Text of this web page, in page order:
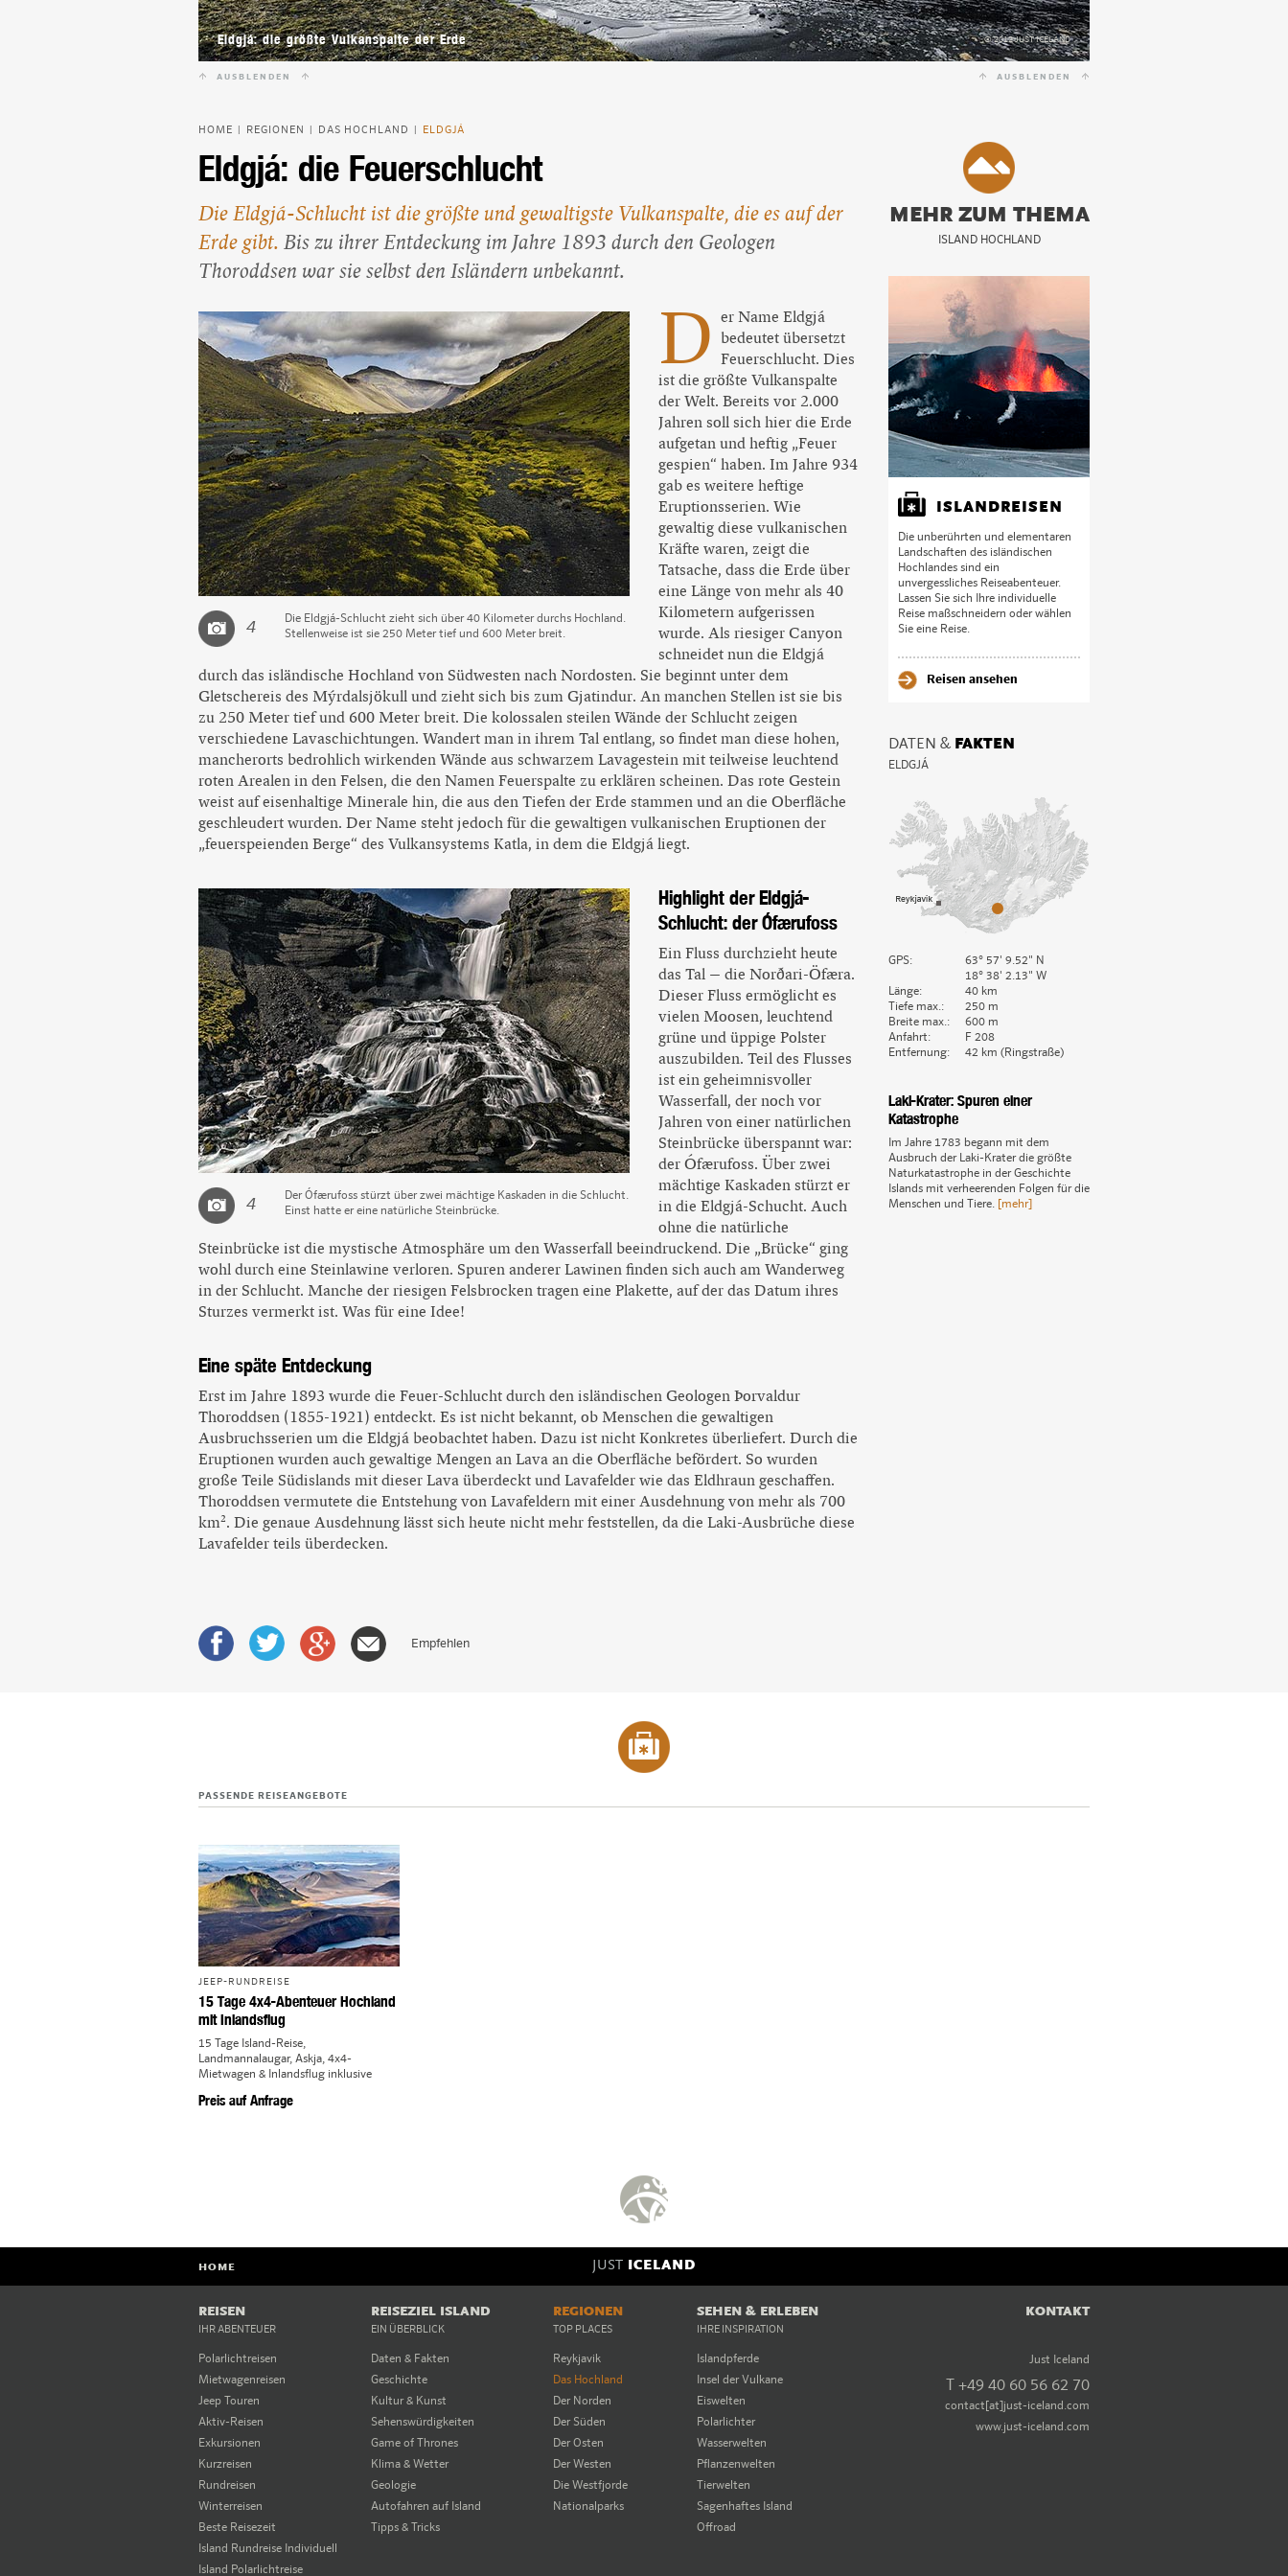
Camping auf Island
Island Urlaub
Eldgjá: die größte Vulkanspalte der Erde © 2012 JUST ICELAND
AUSBLENDEN AUSBLENDEN
HOME REGIONEN DAS HOCHLAND ELDGJÁ
Eldgjá: die Feuerschlucht
Die Eldgjá-Schlucht ist die größte und gewaltigste Vulkanspalte, die es auf der
Erde gibt. Bis zu ihrer Entdeckung im Jahre 1893 durch den Geologen
Thoroddsen war sie selbst den Isländern unbekannt.
4
Die Eldgjá-Schlucht zieht sich über 40 Kilometer durchs Hochland.
Stellenweise ist sie 250 Meter tief und 600 Meter breit.
D
er Name Eldgjá
bedeutet übersetzt
Feuerschlucht. Dies
ist die größte Vulkanspalte
der Welt. Bereits vor 2.000
Jahren soll sich hier die Erde
aufgetan und heftig „Feuer
gespien“ haben. Im Jahre 934
gab es weitere heftige
Eruptionsserien. Wie
gewaltig diese vulkanischen
Kräfte waren, zeigt die
Tatsache, dass die Erde über
eine Länge von mehr als 40
Kilometern aufgerissen
wurde. Als riesiger Canyon
schneidet nun die Eldgjá
durch das isländische Hochland von Südwesten nach Nordosten. Sie beginnt unter dem
Gletschereis des Mýrdalsjökull und zieht sich bis zum Gjatindur. An manchen Stellen ist sie bis
zu 250 Meter tief und 600 Meter breit. Die kolossalen steilen Wände der Schlucht zeigen
verschiedene Lavaschichtungen. Wandert man in ihrem Tal entlang, so findet man diese hohen,
mancherorts bedrohlich wirkenden Wände aus schwarzem Lavagestein mit teilweise leuchtend
roten Arealen in den Felsen, die den Namen Feuerspalte zu erklären scheinen. Das rote Gestein
weist auf eisenhaltige Minerale hin, die aus den Tiefen der Erde stammen und an die Oberfläche
geschleudert wurden. Der Name steht jedoch für die gewaltigen vulkanischen Eruptionen der
„feuerspeienden Berge“ des Vulkansystems Katla, in dem die Eldgjá liegt.
4
Der Ófærufoss stürzt über zwei mächtige Kaskaden in die Schlucht.
Einst hatte er eine natürliche Steinbrücke.
Highlight der Eldgjá-
Schlucht: der Ófærufoss
Ein Fluss durchzieht heute
das Tal – die Norðari-Öfæra.
Dieser Fluss ermöglicht es
vielen Moosen, leuchtend
grüne und üppige Polster
auszubilden. Teil des Flusses
ist ein geheimnisvoller
Wasserfall, der noch vor
Jahren von einer natürlichen
Steinbrücke überspannt war:
der Ófærufoss. Über zwei
mächtige Kaskaden stürzt er
in die Eldgjá-Schucht. Auch
ohne die natürliche
Steinbrücke ist die mystische Atmosphäre um den Wasserfall beeindruckend. Die „Brücke“ ging
wohl durch eine Steinlawine verloren. Spuren anderer Lawinen finden sich auch am Wanderweg
in der Schlucht. Manche der riesigen Felsbrocken tragen eine Plakette, auf der das Datum ihres
Sturzes vermerkt ist. Was für eine Idee!
Eine späte Entdeckung
Erst im Jahre 1893 wurde die Feuer-Schlucht durch den isländischen Geologen Þorvaldur
Thoroddsen (1855-1921) entdeckt. Es ist nicht bekannt, ob Menschen die gewaltigen
Ausbruchsserien um die Eldgjá beobachtet haben. Dazu ist nicht Konkretes überliefert. Durch die
Eruptionen wurden auch gewaltige Mengen an Lava an die Oberfläche befördert. So wurden
große Teile Südislands mit dieser Lava überdeckt und Lavafelder wie das Eldhraun geschaffen.
Thoroddsen vermutete die Entstehung von Lavafeldern mit einer Ausdehnung von mehr als 700
km². Die genaue Ausdehnung lässt sich heute nicht mehr feststellen, da die Laki-Ausbrüche diese
Lavafelder teils überdecken.
MEHR ZUM THEMA
ISLAND HOCHLAND
ISLANDREISEN
Die unberührten und elementaren
Landschaften des isländischen
Hochlandes sind ein
unvergessliches Reiseabenteuer.
Lassen Sie sich Ihre individuelle
Reise maßschneidern oder wählen
Sie eine Reise.
Reisen ansehen
DATEN & FAKTEN
ELDGJÁ
GPS:
63° 57' 9.52" N
18° 38' 2.13" W
Länge:
40 km
Tiefe max.:
250 m
Breite max.:
600 m
Anfahrt:
F 208
Entfernung:
42 km (Ringstraße)
Laki-Krater: Spuren einer
Katastrophe
Im Jahre 1783 begann mit dem
Ausbruch der Laki-Krater die größte
Naturkatastrophe in der Geschichte
Islands mit verheerenden Folgen für die
Menschen und Tiere. [mehr]
Empfehlen
PASSENDE REISEANGEBOTE
JEEP-RUNDREISE
15 Tage 4x4-Abenteuer Hochland
mit Inlandsflug
15 Tage Island-Reise,
Landmannalaugar, Askja, 4x4-
Mietwagen & Inlandsflug inklusive
Preis auf Anfrage
JUST ICELAND
HOME
REISEN
IHR ABENTEUER
Polarlichtreisen
Mietwagenreisen
Jeep Touren
Aktiv-Reisen
Exkursionen
Kurzreisen
Rundreisen
Winterreisen
Beste Reisezeit
Island Rundreise Individuell
Island Polarlichtreise
REISEZIEL ISLAND
EIN ÜBERBLICK
Daten & Fakten
Geschichte
Kultur & Kunst
Sehenswürdigkeiten
Game of Thrones
Klima & Wetter
Geologie
Autofahren auf Island
Tipps & Tricks
REGIONEN
TOP PLACES
Reykjavik
Das Hochland
Der Norden
Der Süden
Der Osten
Der Westen
Die Westfjorde
Nationalparks
SEHEN & ERLEBEN
IHRE INSPIRATION
Islandpferde
Insel der Vulkane
Eiswelten
Polarlichter
Wasserwelten
Pflanzenwelten
Tierwelten
Sagenhaftes Island
Offroad
KONTAKT
Just Iceland
T +49 40 60 56 62 70
contact[at]just-iceland.com
www.just-iceland.com